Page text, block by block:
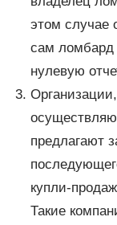
этом случае
сам ломбард
нулевую
предлагают
купли-
Такие